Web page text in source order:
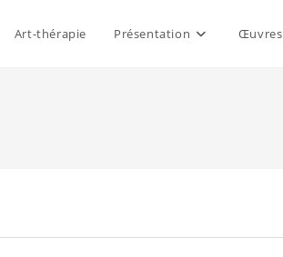
Art-thérapie Présentation Œuvres